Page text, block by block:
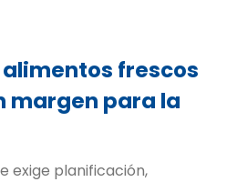
frescos
margen para la
exige planificación,